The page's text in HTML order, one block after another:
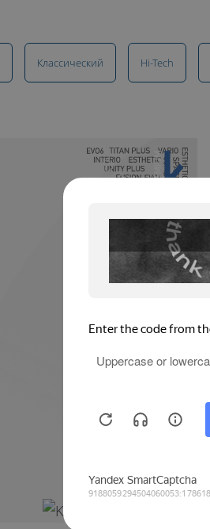
Классический Hi-Tech
10 ЛЕТ ГАРАНТИИ